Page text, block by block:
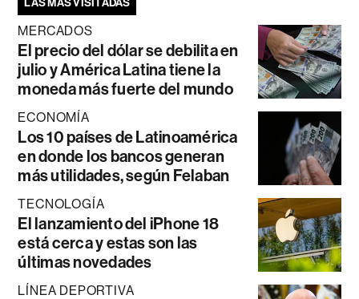
MERCADOS
El precio del dólar se debilita en
julio y América Latina tiene la
moneda más fuerte del mundo
ECONOMÍA
Los 10 países de Latinoamérica
en donde los bancos generan
más utilidades, según Felaban
TECNOLOGÍA
El lanzamiento del iPhone 18
está cerca y estas son las
últimas novedades
LÍNEA DEPORTIVA